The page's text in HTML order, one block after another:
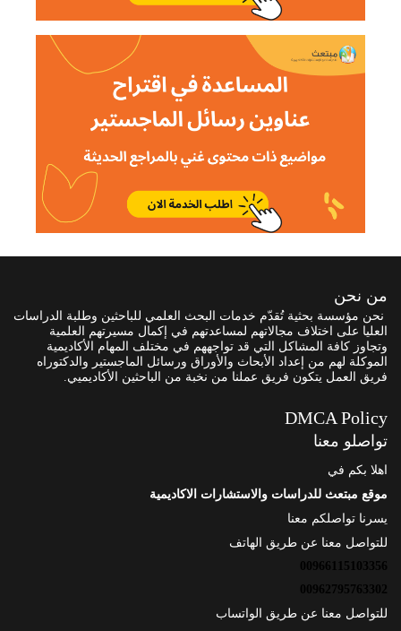
من نحن
نحن مؤسسة بحثية تُقدّم خدمات البحث العلمي للباحثين وطلبة الدراسات
العليا على اختلاف مجالاتهم لمساعدتهم في إكمال مسيرتهم العلمية
وتجاوز كافة المشاكل التي قد تواجههم في مختلف المهام الأكاديمية
الموكلة لهم من إعداد الأبحاث والأوراق ورسائل الماجستير والدكتوراه
فريق العمل يتكون فريق عملنا من نخبة من الباحثين الأكاديميي.
DMCA Policy
تواصلو معنا
اهلا بكم في
موقع مبتعث للدراسات والاستشارات الاكاديمية
يسرنا تواصلكم معنا
للتواصل معنا عن طريق الهاتف
00966115103356
00962795763302
للتواصل معنا عن طريق الواتساب